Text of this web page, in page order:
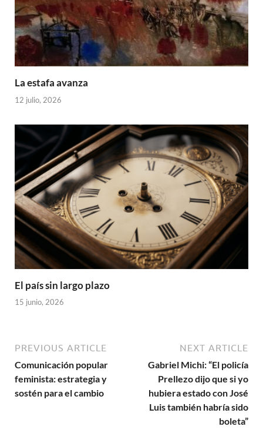
La estafa avanza
12 julio, 2026
El país sin largo plazo
15 junio, 2026
PREVIOUS ARTICLE
Comunicación popular
feminista: estrategia y
sostén para el cambio
NEXT ARTICLE
Gabriel Michi: “El policía
Prellezo dijo que si yo
hubiera estado con José
Luis también habría sido
boleta”